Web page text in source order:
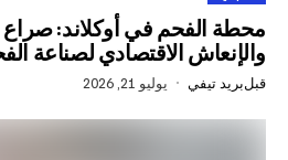
في أوكلاند: صراع بين
الاقتصادي لصناعة الفحم
يوليو 21, 2026